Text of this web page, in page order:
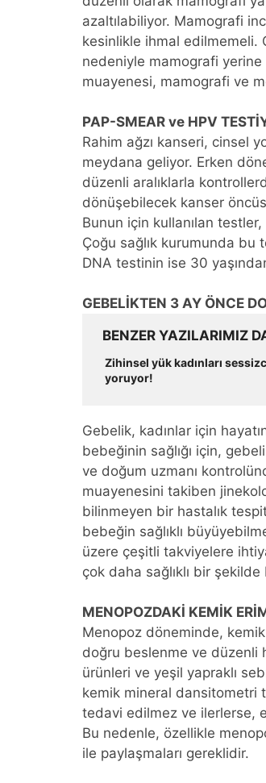
azaltılabiliyor. Mamografi
kesinlikle ihmal edilmemeli.
nedeniyle mamografi
muayenesi, mamografi ve
PAP-SMEAR ve HPV
Rahim ağzı kanseri, cinsel
meydana geliyor. Erken
düzenli aralıklarla
dönüşebilecek kanser
Bunun için kullanılan
Çoğu sağlık kurumunda bu
DNA testinin ise 30
GEBELİKTEN 3 AY ÖNCE
BENZER YAZILARIMIZ
Zihinsel yük kadınları
yoruyor!
Gebelik, kadınlar için
bebeğinin sağlığı için,
ve doğum uzmanı
muayenesini takiben
bilinmeyen bir hastalık
bebeğin sağlıklı
üzere çeşitli takviyelere
çok daha sağlıklı bir
MENOPOZDAKİ KEMİK
Menopoz döneminde,
doğru beslenme ve düzenli
ürünleri ve yeşil yapraklı
kemik mineral dansitometri
tedavi edilmez ve ilerlerse,
Bu nedenle, özellikle
ile paylaşmaları gereklidir.